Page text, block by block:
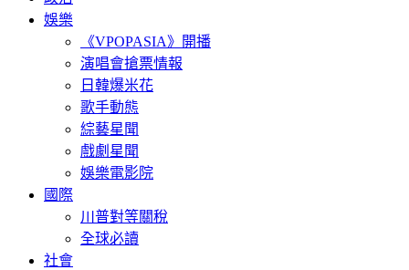
娛樂
《VPOPASIA》開播
演唱會搶票情報
日韓爆米花
歌手動態
綜藝星聞
戲劇星聞
娛樂電影院
國際
川普對等關稅
全球必讀
社會